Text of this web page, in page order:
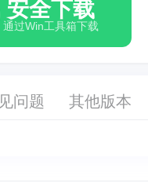
安全下载
通过Win工具箱下载
问题 其他版本